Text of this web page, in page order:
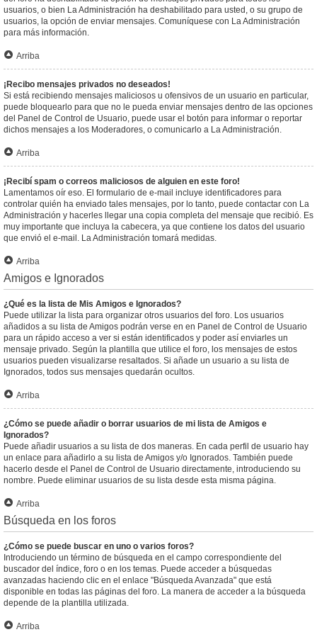
usuarios, o bien La Administración ha deshabilitado para usted, o su grupo de
usuarios, la opción de enviar mensajes. Comuníquese con La Administración
para más información.
Arriba
¡Recibo mensajes privados no deseados!
Si está recibiendo mensajes maliciosos u ofensivos de un usuario en particular,
puede bloquearlo para que no le pueda enviar mensajes dentro de las opciones
del Panel de Control de Usuario, puede usar el botón para informar o reportar
dichos mensajes a los Moderadores, o comunicarlo a La Administración.
Arriba
¡Recibí spam o correos maliciosos de alguien en este foro!
Lamentamos oír eso. El formulario de e-mail incluye identificadores para
controlar quién ha enviado tales mensajes, por lo tanto, puede contactar con La
Administración y hacerles llegar una copia completa del mensaje que recibió. Es
muy importante que incluya la cabecera, ya que contiene los datos del usuario
que envió el e-mail. La Administración tomará medidas.
Arriba
Amigos e Ignorados
¿Qué es la lista de Mis Amigos e Ignorados?
Puede utilizar la lista para organizar otros usuarios del foro. Los usuarios
añadidos a su lista de Amigos podrán verse en en Panel de Control de Usuario
para un rápido acceso a ver si están identificados y poder así enviarles un
mensaje privado. Según la plantilla que utilice el foro, los mensajes de estos
usuarios pueden visualizarse resaltados. Si añade un usuario a su lista de
Ignorados, todos sus mensajes quedarán ocultos.
Arriba
¿Cómo se puede añadir o borrar usuarios de mi lista de Amigos e
Ignorados?
Puede añadir usuarios a su lista de dos maneras. En cada perfil de usuario hay
un enlace para añadirlo a su lista de Amigos y/o Ignorados. También puede
hacerlo desde el Panel de Control de Usuario directamente, introduciendo su
nombre. Puede eliminar usuarios de su lista desde esta misma página.
Arriba
Búsqueda en los foros
¿Cómo se puede buscar en uno o varios foros?
Introduciendo un término de búsqueda en el campo correspondiente del
buscador del índice, foro o en los temas. Puede acceder a búsquedas
avanzadas haciendo clic en el enlace "Búsqueda Avanzada" que está
disponible en todas las páginas del foro. La manera de acceder a la búsqueda
depende de la plantilla utilizada.
Arriba